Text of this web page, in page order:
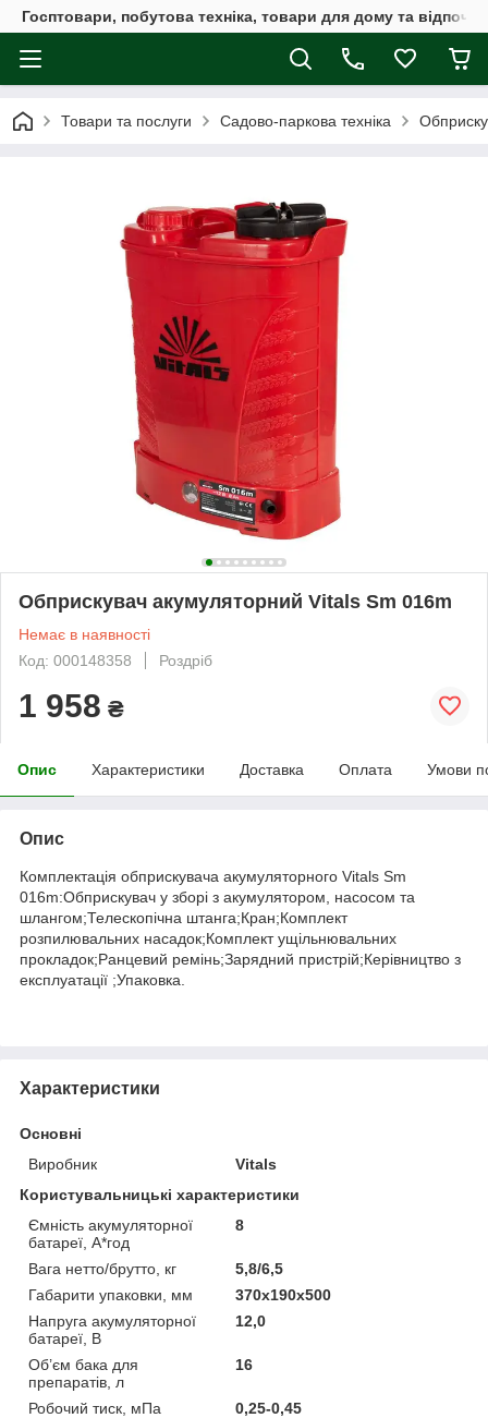
Госптовари, побутова техніка, товари для дому та
Товари та послуги Садово-паркова техніка
Обприскувач акумуляторний Vitals Sm 016m
Немає в наявності
Код: 000148358
Роздріб
1 958 ₴
Опис Характеристики Доставка Оплата Умови
Опис
Комплектація обприскувача акумуляторного Vitals Sm
016m:Обприскувач у зборі з акумулятором, насосом та
шлангом;Телескопічна штанга;Кран;Комплект
розпилювальних насадок;Комплект ущільнювальних
прокладок;Ранцевий ремінь;Зарядний пристрій;Керівництво з
експлуатації ;Упаковка.
Характеристики
Основні
Виробник
Vitals
Користувальницькі характеристики
Ємність акумуляторної
батареї, А*год
8
Вага нетто/брутто, кг
5,8/6,5
Габарити упаковки, мм
370х190х500
Напруга акумуляторної
батареї, В
12,0
Об’єм бака для
препаратів, л
16
Робочий тиск, мПа 0,25-0,45